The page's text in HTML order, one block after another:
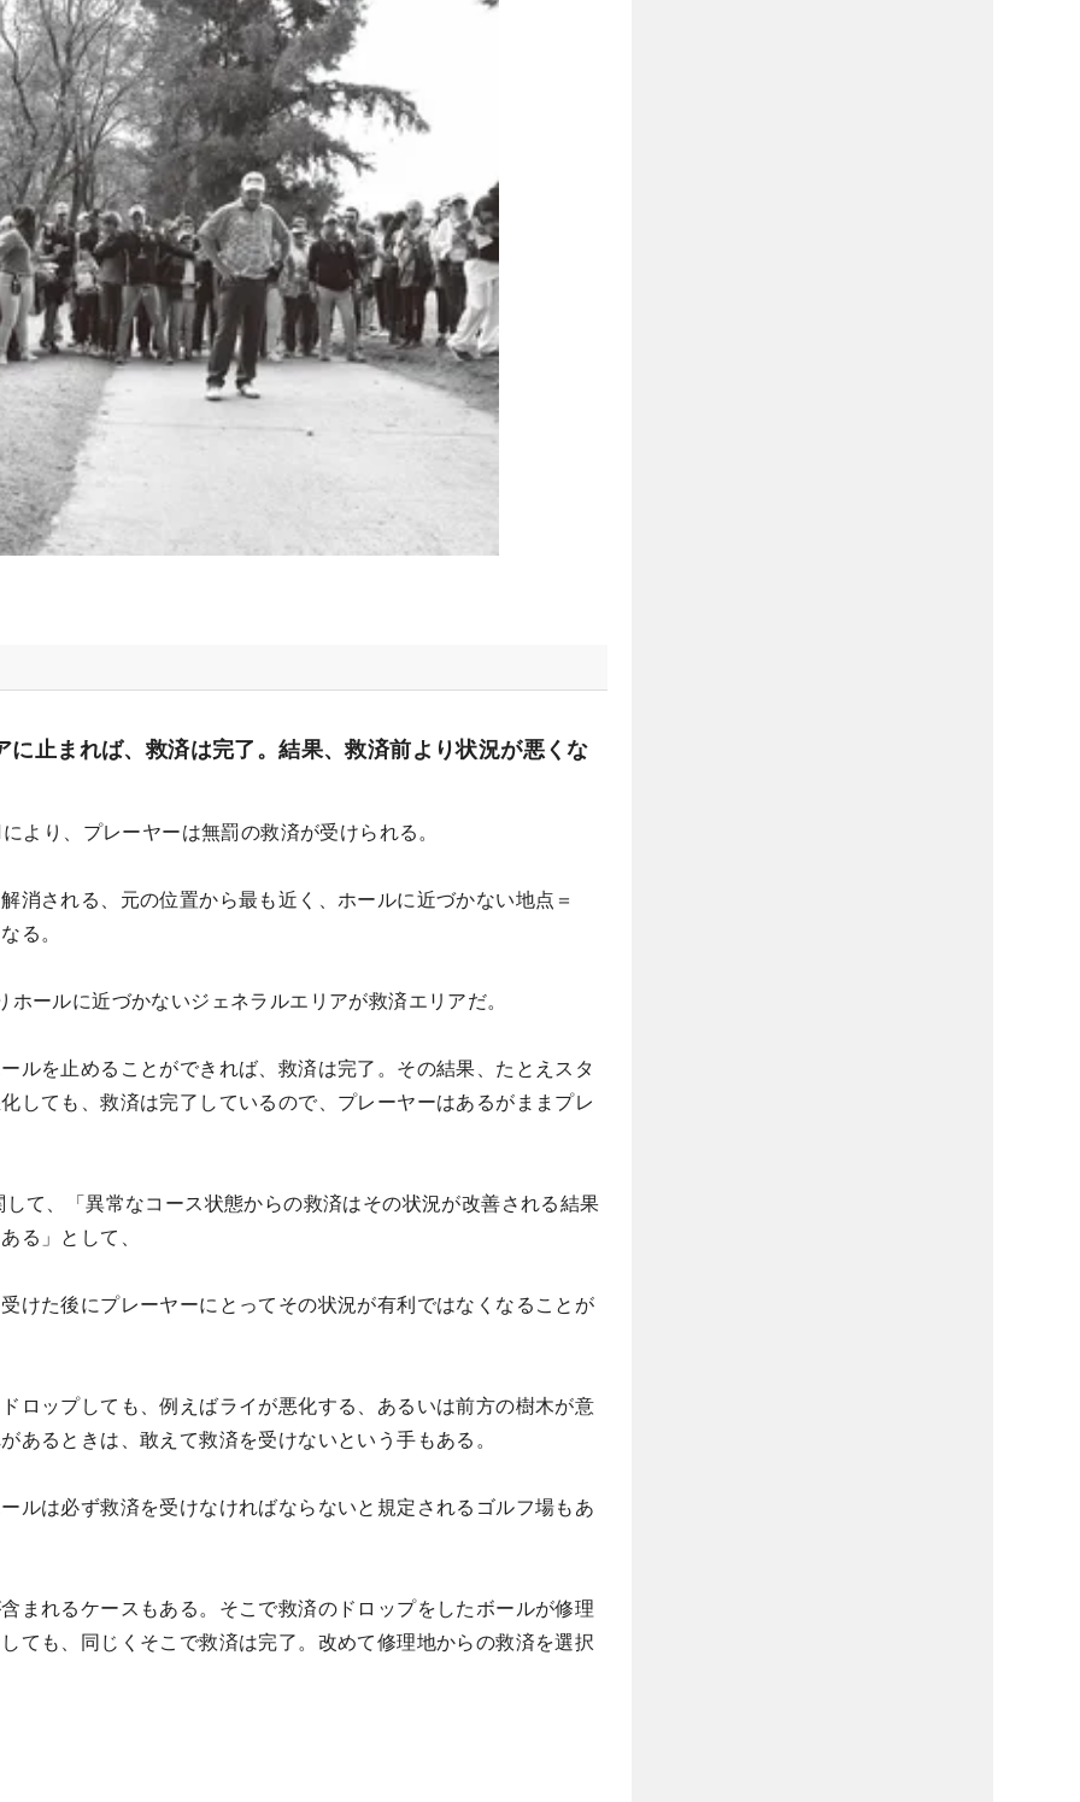
止まれば、救済は完了。結果、救済前より状況が悪くな
より、プレーヤーは無罰の救済が受けられる。
消される、元の位置から最も近く、ホールに近づかない地点＝
る。
ールに近づかないジェネラルエリアが救済エリアだ。
ルを止めることができれば、救済は完了。その結果、たとえスタ
しても、救済は完了しているので、プレーヤーはあるがままプレ
て、「異常なコース状態からの救済はその状況が改善される結果
る」として、
けた後にプレーヤーにとってその状況が有利ではなくなることが
ロップしても、例えばライが悪化する、あるいは前方の樹木が意
あるときは、敢えて救済を受けないという手もある。
ルは必ず救済を受けなければならないと規定されるゴルフ場もあ
まれるケースもある。そこで救済のドロップをしたボールが修理
ても、同じくそこで救済は完了。改めて修理地からの救済を選択